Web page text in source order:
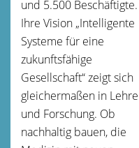
und 5.500 Beschäftigte.
Ihre Vision „Intelligente
Systeme für eine
zukunftsfähige
Gesellschaft“ zeigt sich
gleichermaßen in Lehre
und Forschung. Ob
nachhaltig bauen, die